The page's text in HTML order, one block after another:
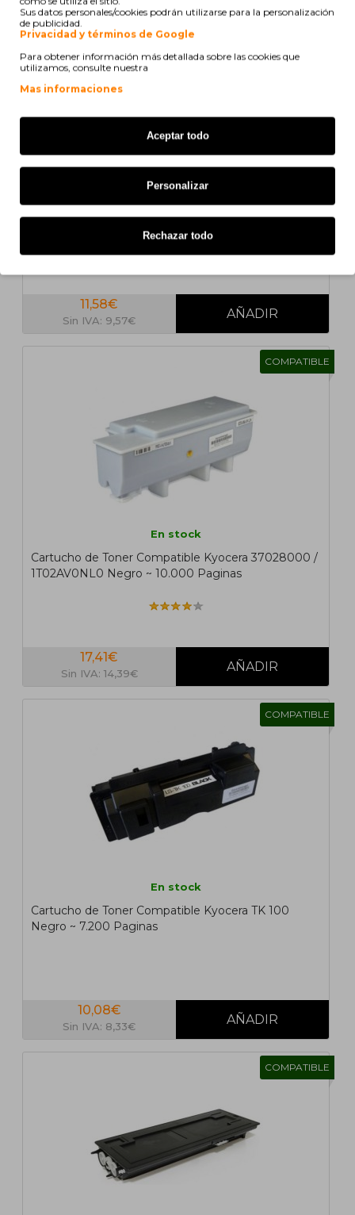
COMPATIBLE
En stock
Cartucho de Toner Compatible Konica Minolta
8937732 Negro ~ 11.000 Paginas
11,58€
Sin IVA: 9,57€
COMPATIBLE
En stock
Cartucho de Toner Compatible Kyocera 37028000 /
1T02AV0NL0 Negro ~ 10.000 Paginas
17,41€
Sin IVA: 14,39€
COMPATIBLE
En stock
Cartucho de Toner Compatible Kyocera TK 100
Negro ~ 7.200 Paginas
10,08€
Sin IVA: 8,33€
COMPATIBLE
Sus datos personales/cookies podrán utilizarse para la personalización
de publicidad.
Privacidad y términos de Google
Para obtener información más detallada sobre las cookies que
utilizamos, consulte nuestra
Mas informaciones
Aceptar todo
Personalizar
Rechazar todo